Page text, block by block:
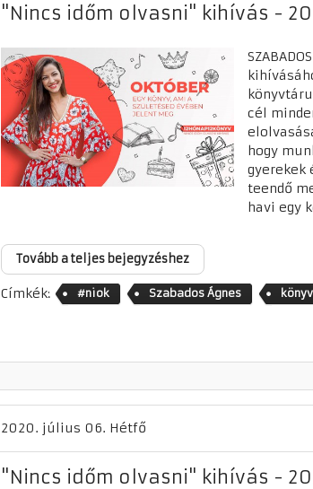
"Nincs időm olvasni" kihívás -
cél
hogy
gyerekek
teendő
havi egy
Tovább a teljes bejegyzéshez
Címkék: #niok Szabados Ágnes
2020. július 06. Hétfő
"Nincs időm olvasni" kihívás -